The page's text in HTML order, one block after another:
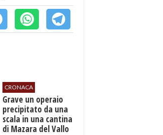
CRONACA
​Grave un operaio
precipitato da una
scala in una cantina
di Mazara del Vallo